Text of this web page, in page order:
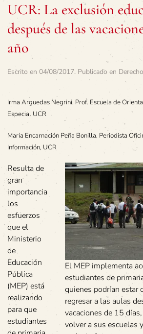
UCR: La exclusión
después de las
año
Escrito en 04/08/2017. Publicado en
Irma Arguedas Negrini, Prof. Escuela de
Especial UCR
María Encarnación Peña Bonilla, Periodista
Información, UCR
El MEP implementa
estudiantes de
quienes podrían estar
regresar a las aulas
vacaciones de 15
volver a sus escuelas
Resulta de
gran
importancia
los
esfuerzos
que el
Ministerio
de
Educación
Pública
(MEP) está
realizando
para que
estudiantes